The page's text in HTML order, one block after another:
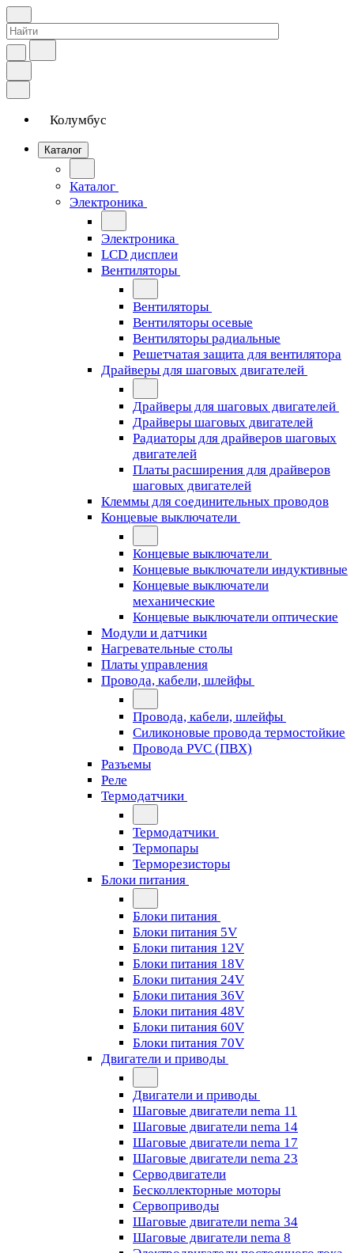
Колумбус
Каталог
Каталог
Электроника
Электроника
LCD дисплеи
Вентиляторы
Вентиляторы
Вентиляторы осевые
Вентиляторы радиальные
Решетчатая защита для вентилятора
Драйверы для шаговых двигателей
Драйверы для шаговых двигателей
Драйверы шаговых двигателей
Радиаторы для драйверов шаговых
двигателей
Платы расширения для драйверов
шаговых двигателей
Клеммы для соединительных проводов
Концевые выключатели
Концевые выключатели
Концевые выключатели индуктивные
Концевые выключатели
механические
Концевые выключатели оптические
Модули и датчики
Нагревательные столы
Платы управления
Провода, кабели, шлейфы
Провода, кабели, шлейфы
Силиконовые провода термостойкие
Провода PVC (ПВХ)
Разъемы
Реле
Термодатчики
Термодатчики
Термопары
Терморезисторы
Блоки питания
Блоки питания
Блоки питания 5V
Блоки питания 12V
Блоки питания 18V
Блоки питания 24V
Блоки питания 36V
Блоки питания 48V
Блоки питания 60V
Блоки питания 70V
Двигатели и приводы
Двигатели и приводы
Шаговые двигатели nema 11
Шаговые двигатели nema 14
Шаговые двигатели nema 17
Шаговые двигатели nema 23
Cерводвигатели
Бесколлекторные моторы
Сервоприводы
Шаговые двигатели nema 34
Шаговые двигатели nema 8